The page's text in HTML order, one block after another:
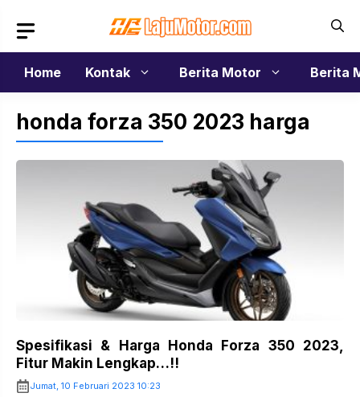
isi
Home
Kontak Berita Motor Berita
honda forza 350 2023 harga
Spesifikasi & Harga Honda Forza 350 2023,
Fitur Makin Lengkap…!!
Jumat, 10 Februari 2023 10:23